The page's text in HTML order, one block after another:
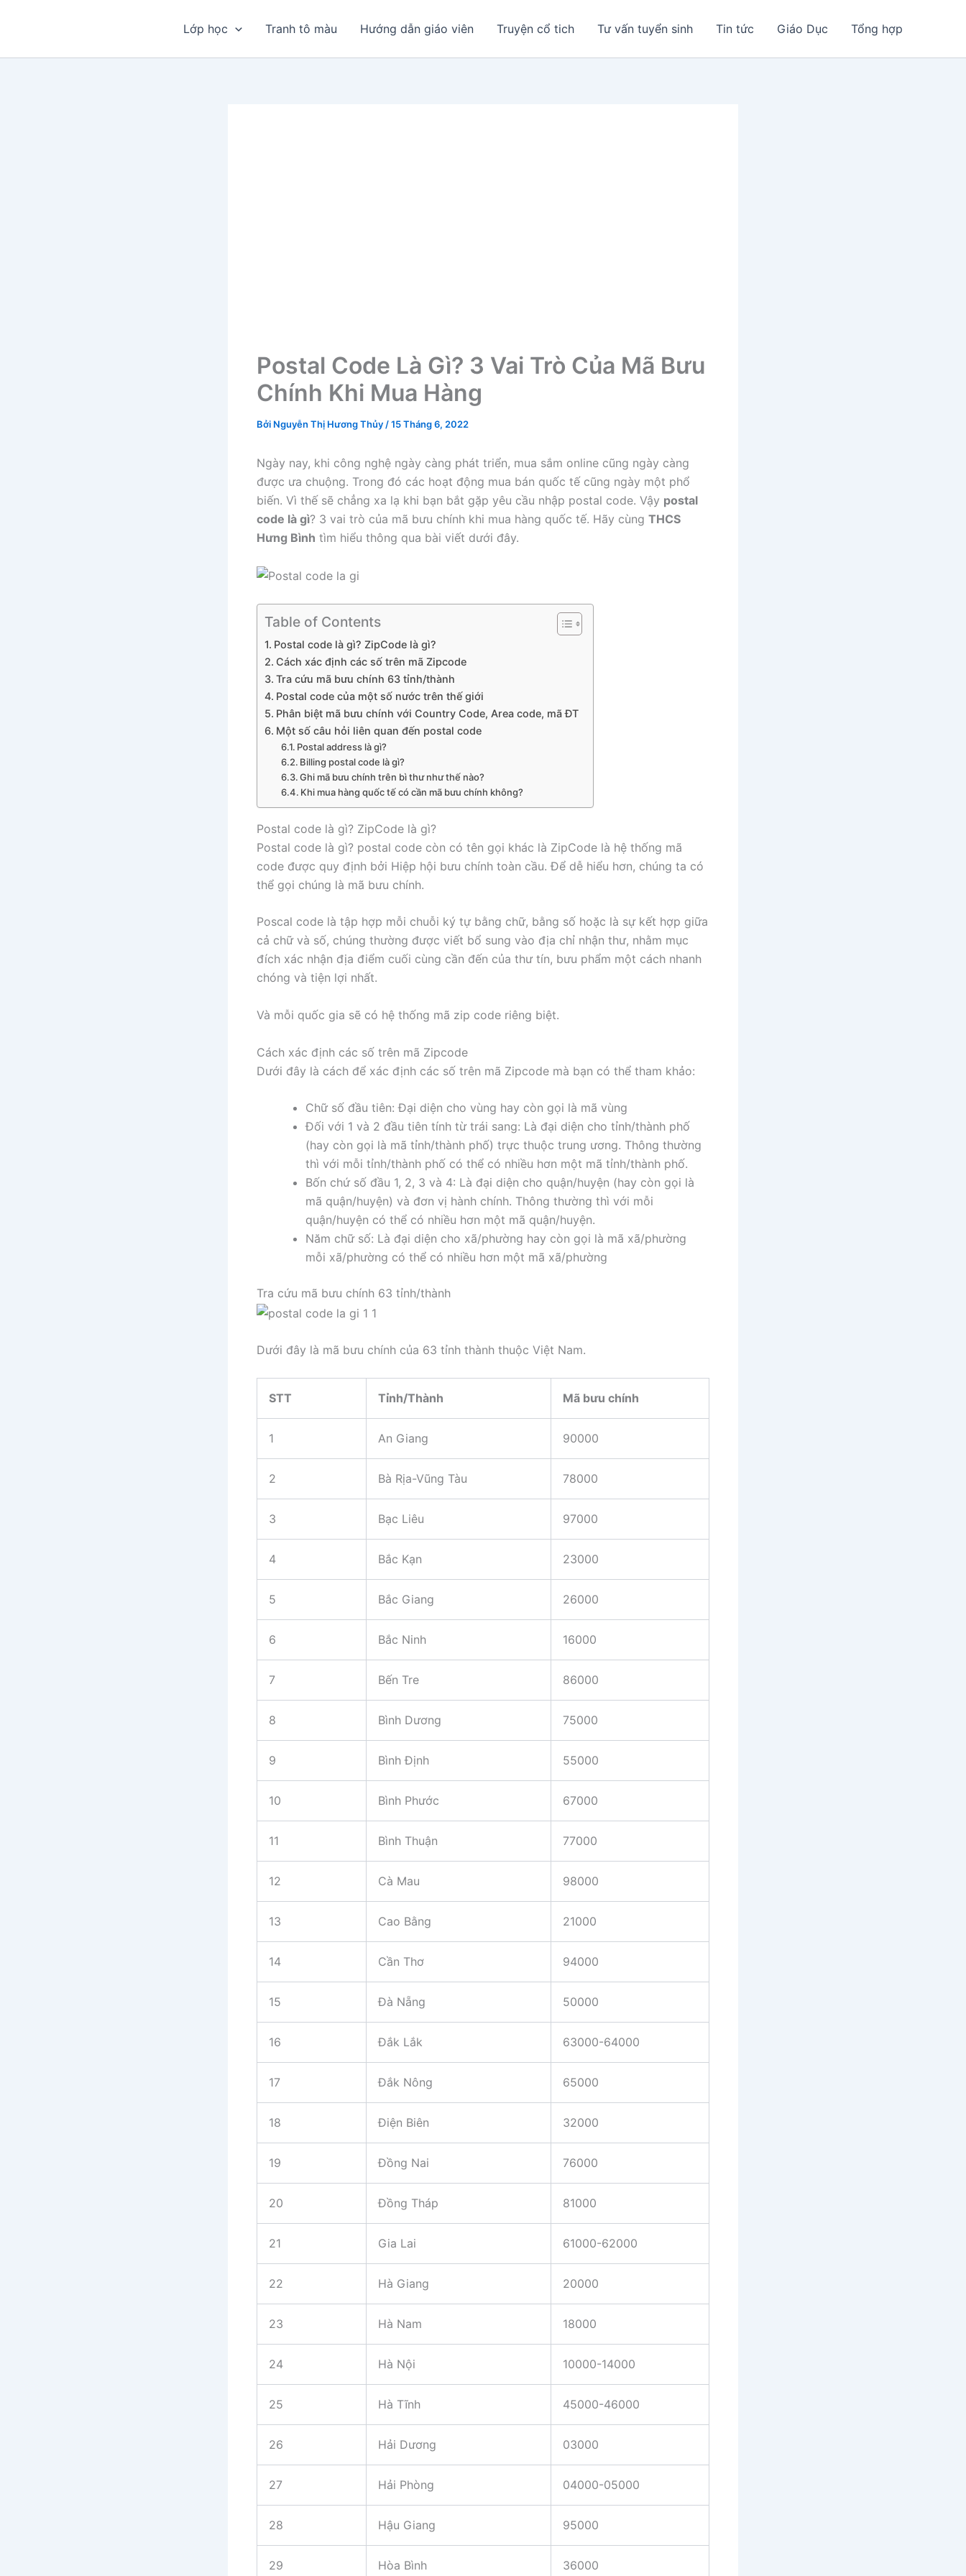
Lớp học Tranh tô màu Hướng dẫn giáo viên Truyện cổ tich Tư vấn tuyển sinh Tin tức Giáo Dục Tổng hợp
Postal Code Là Gì? 3 Vai Trò Của Mã Bưu
Chính Khi Mua Hàng
Bởi Nguyễn Thị Hương Thủy /15 Tháng 6, 2022
Ngày nay, khi công nghệ ngày càng phát triển, mua sắm online cũng ngày càng
được ưa chuộng. Trong đó các hoạt động mua bán quốc tế cũng ngày một phổ
biến. Vì thế sẽ chẳng xa lạ khi bạn bắt gặp yêu cầu nhập postal code. Vậy postal
code là gì? 3 vai trò của mã bưu chính khi mua hàng quốc tế. Hãy cùng THCS
Hưng Bình tìm hiểu thông qua bài viết dưới đây.
Table of Contents
Postal code là gì? ZipCode là gì?
Cách xác định các số trên mã Zipcode
Tra cứu mã bưu chính 63 tỉnh/thành
Postal code của một số nước trên thế giới
Phân biệt mã bưu chính với Country Code, Area code, mã ĐT
Một số câu hỏi liên quan đến postal code
Postal address là gì?
Billing postal code là gì?
Ghi mã bưu chính trên bì thư như thế nào?
Khi mua hàng quốc tế có cần mã bưu chính không?
Postal code là gì? ZipCode là gì?
Postal code là gì? postal code còn có tên gọi khác là ZipCode là hệ thống mã
code được quy định bởi Hiệp hội bưu chính toàn cầu. Để dễ hiểu hơn, chúng ta có
thể gọi chúng là mã bưu chính.
Poscal code là tập hợp mỗi chuỗi ký tự bằng chữ, bằng số hoặc là sự kết hợp giữa
cả chữ và số, chúng thường được viết bổ sung vào địa chỉ nhận thư, nhằm mục
đích xác nhận địa điểm cuối cùng cần đến của thư tín, bưu phẩm một cách nhanh
chóng và tiện lợi nhất.
Và mỗi quốc gia sẽ có hệ thống mã zip code riêng biệt.
Cách xác định các số trên mã Zipcode
Dưới đây là cách để xác định các số trên mã Zipcode mà bạn có thể tham khảo:
Chữ số đầu tiên: Đại diện cho vùng hay còn gọi là mã vùng
Đối với 1 và 2 đầu tiên tính từ trái sang: Là đại diện cho tỉnh/thành phố
(hay còn gọi là mã tỉnh/thành phố) trực thuộc trung ương. Thông thường
thì với mỗi tỉnh/thành phố có thể có nhiều hơn một mã tỉnh/thành phố.
Bốn chứ số đầu 1, 2, 3 và 4: Là đại diện cho quận/huyện (hay còn gọi là
mã quận/huyện) và đơn vị hành chính. Thông thường thì với mỗi
quận/huyện có thể có nhiều hơn một mã quận/huyện.
Năm chữ số: Là đại diện cho xã/phường hay còn gọi là mã xã/phường
mỗi xã/phường có thể có nhiều hơn một mã xã/phường
Tra cứu mã bưu chính 63 tỉnh/thành
Dưới đây là mã bưu chính của 63 tỉnh thành thuộc Việt Nam.
STT Tỉnh/Thành Mã bưu chính
1 An Giang 90000
2 Bà Rịa-Vũng Tàu 78000
3 Bạc Liêu 97000
4 Bắc Kạn 23000
5 Bắc Giang 26000
6 Bắc Ninh 16000
7 Bến Tre 86000
8 Bình Dương 75000
9 Bình Định 55000
10 Bình Phước 67000
11 Bình Thuận 77000
12 Cà Mau 98000
13 Cao Bằng 21000
14 Cần Thơ 94000
15 Đà Nẵng 50000
16 Đắk Lắk 63000-64000
17 Đắk Nông 65000
18 Điện Biên 32000
19 Đồng Nai 76000
20 Đồng Tháp 81000
21 Gia Lai 61000-62000
22 Hà Giang 20000
23 Hà Nam 18000
24 Hà Nội 10000-14000
25 Hà Tĩnh 45000-46000
26 Hải Dương 03000
27 Hải Phòng 04000-05000
28 Hậu Giang 95000
29 Hòa Bình 36000